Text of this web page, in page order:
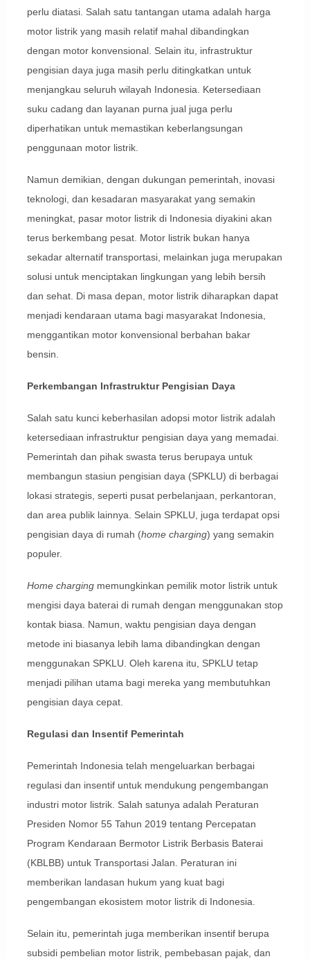
perlu diatasi. Salah satu tantangan utama adalah harga
motor listrik yang masih relatif mahal dibandingkan
dengan motor konvensional. Selain itu, infrastruktur
pengisian daya juga masih perlu ditingkatkan untuk
menjangkau seluruh wilayah Indonesia. Ketersediaan
suku cadang dan layanan purna jual juga perlu
diperhatikan untuk memastikan keberlangsungan
penggunaan motor listrik.
Namun demikian, dengan dukungan pemerintah, inovasi
teknologi, dan kesadaran masyarakat yang semakin
meningkat, pasar motor listrik di Indonesia diyakini akan
terus berkembang pesat. Motor listrik bukan hanya
sekadar alternatif transportasi, melainkan juga merupakan
solusi untuk menciptakan lingkungan yang lebih bersih
dan sehat. Di masa depan, motor listrik diharapkan dapat
menjadi kendaraan utama bagi masyarakat Indonesia,
menggantikan motor konvensional berbahan bakar
bensin.
Perkembangan Infrastruktur Pengisian Daya
Salah satu kunci keberhasilan adopsi motor listrik adalah
ketersediaan infrastruktur pengisian daya yang memadai.
Pemerintah dan pihak swasta terus berupaya untuk
membangun stasiun pengisian daya (SPKLU) di berbagai
lokasi strategis, seperti pusat perbelanjaan, perkantoran,
dan area publik lainnya. Selain SPKLU, juga terdapat opsi
pengisian daya di rumah (home charging) yang semakin
populer.
Home chargingmemungkinkan pemilik motor listrik untuk
mengisi daya baterai di rumah dengan menggunakan stop
kontak biasa. Namun, waktu pengisian daya dengan
metode ini biasanya lebih lama dibandingkan dengan
menggunakan SPKLU. Oleh karena itu, SPKLU tetap
menjadi pilihan utama bagi mereka yang membutuhkan
pengisian daya cepat.
Regulasi dan Insentif Pemerintah
Pemerintah Indonesia telah mengeluarkan berbagai
regulasi dan insentif untuk mendukung pengembangan
industri motor listrik. Salah satunya adalah Peraturan
Presiden Nomor 55 Tahun 2019 tentang Percepatan
Program Kendaraan Bermotor Listrik Berbasis Baterai
(KBLBB) untuk Transportasi Jalan. Peraturan ini
memberikan landasan hukum yang kuat bagi
pengembangan ekosistem motor listrik di Indonesia.
Selain itu, pemerintah juga memberikan insentif berupa
subsidi pembelian motor listrik, pembebasan pajak, dan